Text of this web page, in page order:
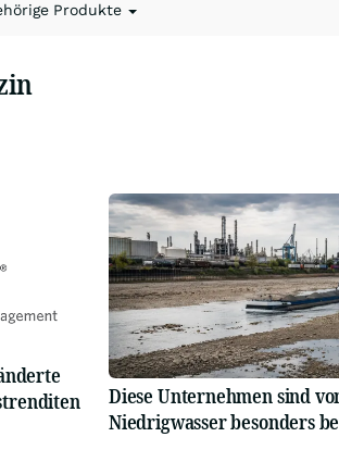
Produkte
Diese Unternehmen sind
Niedrigwasser besonders